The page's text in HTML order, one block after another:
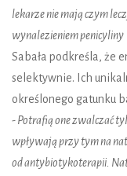
lekarze nie mają czym
wynalezieniem penicyliny
Sabała podkreśla, że
selektywnie. Ich
określonego gatunku
- Potrafią one zwalczać
wpływają przy tym na
od antybiotykoterapii.